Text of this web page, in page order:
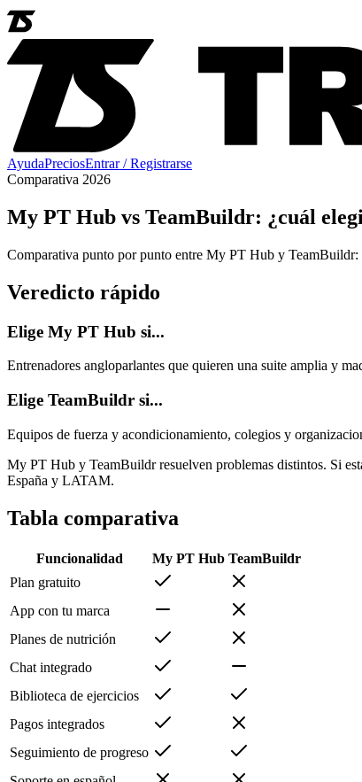
AyudaPreciosEntrar / Registrarse
Comparativa 2026
My PT Hub vs TeamBuildr: ¿cuál
Comparativa punto por punto entre My PT Hub y
Veredicto rápido
Elige My PT Hub si...
Entrenadores angloparlantes que quieren una suite amplia y
Elige TeamBuildr si...
Equipos de fuerza y acondicionamiento, colegios y
My PT Hub y TeamBuildr resuelven problemas distintos. Si
España y LATAM.
Tabla comparativa
Funcionalidad My PT Hub TeamBuildr
Plan gratuito
App con tu marca
Planes de nutrición
Chat integrado
Biblioteca de ejercicios
Pagos integrados
Seguimiento de progreso